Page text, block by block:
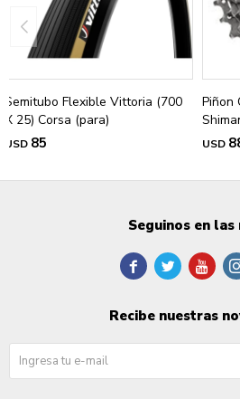
Semitubo Flexible Vittoria (700
X 25) Corsa (para)
USD 85
Piñon
USD
Seguinos en las
  
Recibe nuestras